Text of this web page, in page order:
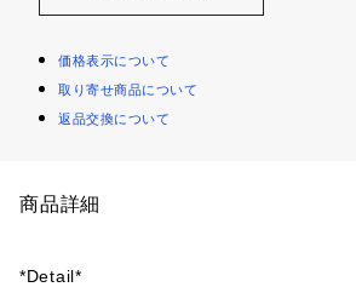
価格表示について
取り寄せ商品について
返品交換について
商品詳細
*Detail*